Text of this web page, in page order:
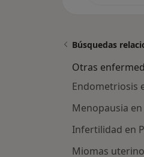
Búsquedas
Otras
Endometriosis
Menopausia
Infertilidad en
Miomas